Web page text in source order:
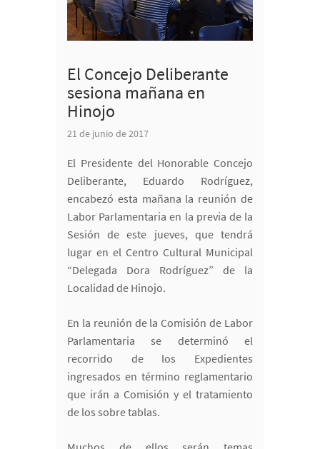
El Concejo Deliberante
sesiona mañana en
Hinojo
21 de junio de 2017
El Presidente del Honorable Concejo
Deliberante, Eduardo Rodríguez,
encabezó esta mañana la reunión de
Labor Parlamentaria en la previa de la
Sesión de este jueves, que tendrá
lugar en el Centro Cultural Municipal
“Delegada Dora Rodríguez” de la
Localidad de Hinojo.
En la reunión de la Comisión de Labor
Parlamentaria se determinó el
recorrido de los Expedientes
ingresados en término reglamentario
que irán a Comisión y el tratamiento
de los sobre tablas.